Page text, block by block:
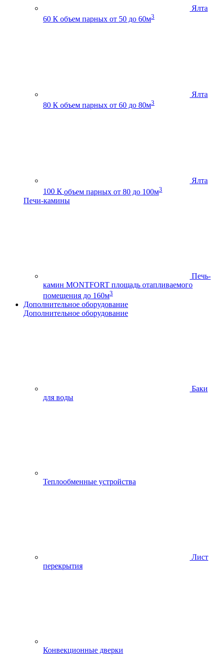
Ялта
60 К объем парных от 50 до 60м3
Ялта
80 К объем парных от 60 до 80м3
Ялта
100 К объем парных от 80 до 100м3
Печи-камины
Печь-
камин MONTFORT площадь отапливаемого
помещения до 160м3
Дополнительное оборудование
Дополнительное оборудование
Баки
для воды
Теплообменные устройства
Лист
перекрытия
Конвекционные дверки